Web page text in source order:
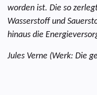
worden ist. Die so
Wasserstoff und
hinaus die
Jules Verne (Werk: Die